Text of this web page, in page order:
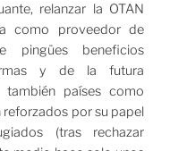
relanzar la OTAN
como proveedor de
pingües beneficios
y de la futura
también países como
reforzados por su papel
(tras rechazar